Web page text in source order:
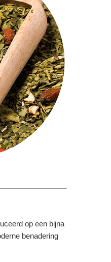
op een bijna
benadering